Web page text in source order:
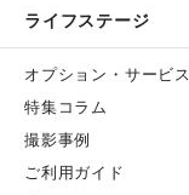
ライフステージ
オプション・サービス
特集コラム
撮影事例
ご利用ガイド